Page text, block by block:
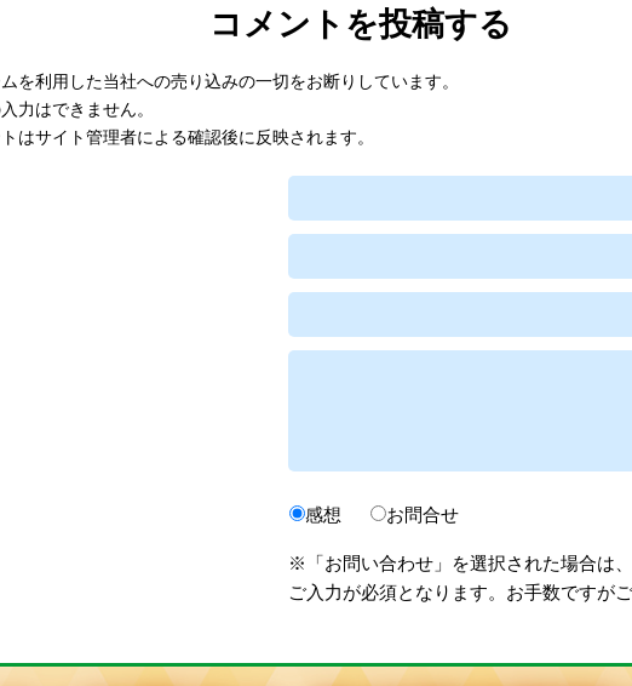
コメントを投稿する
を利用した当社への売り込みの一切をお断りしています。
力はできません。
はサイト管理者による確認後に反映されます。
感想 お問合せ
※「お問い合わせ」を選択された場合は
ご入力が必須となります。お手数ですが